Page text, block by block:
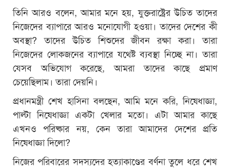
তিনি আরও বলেন, আমার মনে হয়, যুক্তরাষ্ট্রের উচিত তাদের
নিজেদের ব্যাপারে আরও মনোযোগী হওয়া। তাদের দেশের কী
অবস্থা? তাদের উচিত শিশুদের জীবন রক্ষা করা। তারা
নিজেদের লোকজনের ব্যাপারে যথেষ্ট ব্যবস্থা নিচ্ছে না। তারা
যেসব অভিযোগ করেছে, আমরা তাদের কাছে প্রমাণ
চেয়েছিলাম। তারা দেয়নি।
প্রধানমন্ত্রী শেখ হাসিনা বলছেন, আমি মনে করি, নিষেধাজ্ঞা,
পাল্টা নিষেধাজ্ঞা একটা খেলার মতো। এটা আমার কাছে
এখনও পরিষ্কার নয়, কেন তারা আমাদের দেশের প্রতি
নিষেধাজ্ঞা দিলো?
নিজের পরিবারের সদস্যদের হত্যাকাণ্ডের বর্ণনা তুলে ধরে শেখ